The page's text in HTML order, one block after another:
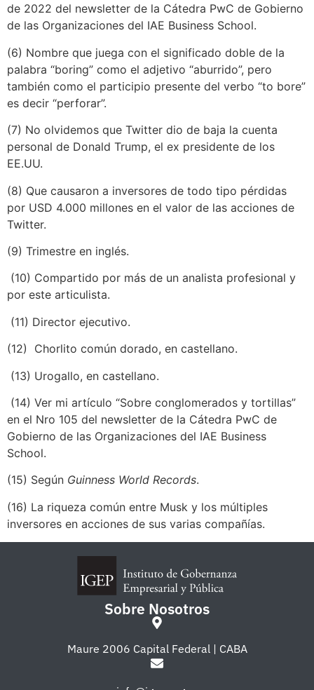
de 2022 del newsletter de la Cátedra PwC de Gobierno
de las Organizaciones del IAE Business School.
(6) Nombre que juega con el significado doble de la
palabra “boring” como el adjetivo “aburrido”, pero
también como el participio presente del verbo “to bore”
es decir “perforar”.
(7) No olvidemos que Twitter dio de baja la cuenta
personal de Donald Trump, el ex presidente de los
EE.UU.
(8) Que causaron a inversores de todo tipo pérdidas
por USD 4.000 millones en el valor de las acciones de
Twitter.
(9) Trimestre en inglés.
(10) Compartido por más de un analista profesional y
por este articulista.
(11) Director ejecutivo.
(12) Chorlito común dorado, en castellano.
(13) Urogallo, en castellano.
(14) Ver mi artículo “Sobre conglomerados y tortillas”
en el Nro 105 del newsletter de la Cátedra PwC de
Gobierno de las Organizaciones del IAE Business
School.
(15) Según Guinness World Records.
(16) La riqueza común entre Musk y los múltiples
inversores en acciones de sus varias compañías.
Sobre Nosotros
Maure 2006 Capital Federal | CABA